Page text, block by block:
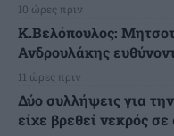
10 ώρες πριν
K.Βελόπουλος:
Ανδρουλάκης
11 ώρες πριν
Δύο συλλήψεις για
είχε βρεθεί νεκρός